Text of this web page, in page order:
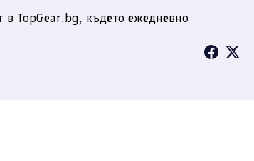
TopGear.bg, където ежедневно